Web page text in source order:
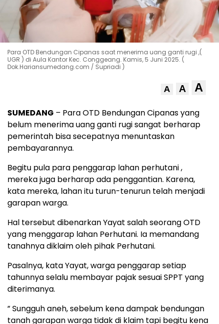
Para OTD Bendungan Cipanas saat menerima uang ganti rugi ,(
UGR ) di Aula Kantor Kec. Conggeang. Kamis, 5 Juni 2025. (
Dok.Hariansumedang.com / Supriadi )
A A A
SUMEDANG – Para OTD Bendungan Cipanas yang
belum menerima uang ganti rugi sangat berharap
pemerintah bisa secepatnya menuntaskan
pembayarannya.
Begitu pula para penggarap lahan perhutani ,
mereka juga berharap ada penggantian. Karena,
kata mereka, lahan itu turun-tenurun telah menjadi
garapan warga.
Hal tersebut dibenarkan Yayat salah seorang OTD
yang menggarap lahan Perhutani. Ia memandang
tanahnya diklaim oleh pihak Perhutani.
Pasalnya, kata Yayat, warga penggarap setiap
tahunnya selalu membayar pajak sesuai SPPT yang
diterimanya.
” Sungguh aneh, sebelum kena dampak bendungan
tanah garapan warga tidak di klaim tapi begitu kena